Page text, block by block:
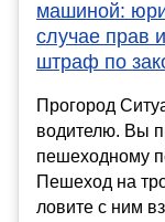
машиной:
случае прав
штраф по
Прогород
водителю. Вы
пешеходному
Пешеход на
ловите с ним